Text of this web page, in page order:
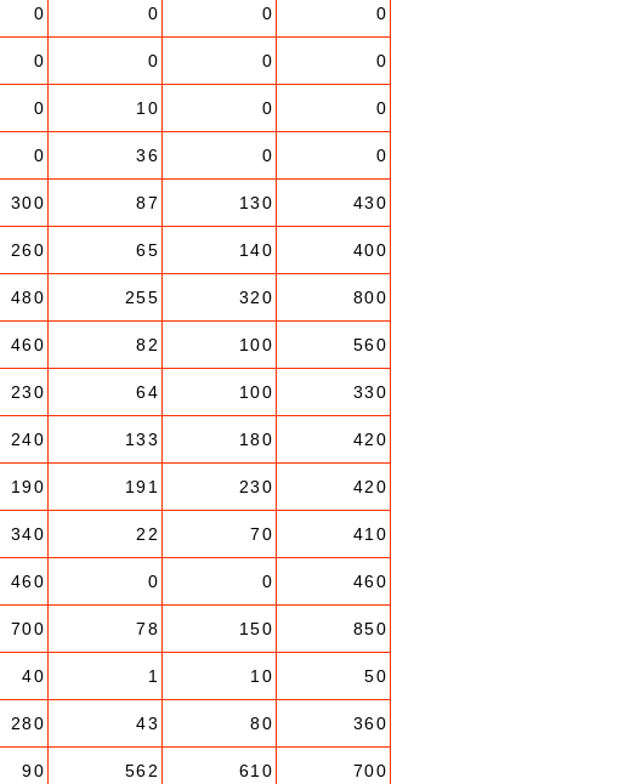
0 0 0 0
0 0 0 0
0 10 0 0
0 36 0 0
300 87 130 430
260 65 140 400
480 255 320 800
460 82 100 560
230 64 100 330
240 133 180 420
190 191 230 420
340 22 70 410
460 0 0 460
700 78 150 850
40 1 10 50
280 43 80 360
90 562 610 700